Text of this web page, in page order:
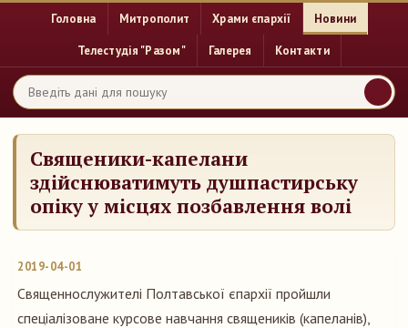
Головна Митрополит Храми єпархії Новини
Телестудія "Разом" Галерея Контакти
Священики-капелани
здійснюватимуть душпастирську
опіку у місцях позбавлення волі
2019-04-01
Священнослужителі Полтавської єпархії пройшли
спеціалізоване курсове навчання священиків (капеланів),